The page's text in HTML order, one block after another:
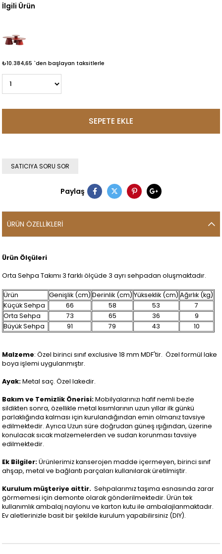
İlgili Ürün
₺10.384,65 `den başlayan taksitlerle
SATICIYA SORU SOR
Paylaş
ÜRÜN ÖZELLIKLERI
Ürün Ölçüleri
Orta Sehpa Takımı 3 farklı ölçüde 3 ayrı sehpadan oluşmaktadır.
Ürün Genişlik (cm) Derinlik (cm) Yükseklik (cm) Ağırlık (kg)
Küçük Sehpa
66 58 53
7
Orta Sehpa
73 65 36
9
Büyük Sehpa
91 79 43 10
Malzeme: Özel birinci sınıf exclusive 18 mm MDF'tir. Özel formül lake
boya işlemi uygulanmıştır.
Ayak:Metal saç. Özel lakedir.
Bakım ve Temizlik Önerisi:Mobilyalarınızı hafif nemli bezle
sildikten sonra, özellikle metal kısımlarının uzun yıllar ilk günkü
parlaklığında kalması için kurulandığından emin olmanız tavsiye
edilmektedir. Ayrıca Uzun süre doğrudan güneş ışığından, üzerine
konulacak sıcak malzemelerden ve sudan korunması tavsiye
edilmektedir.
Ek Bilgiler:Ürünlerimiz kanserojen madde içermeyen, birinci sınıf
ahşap, metal ve bağlantı parçaları kullanılarak üretilmiştir.
Kurulum müşteriye aittir.Sehpalarımız taşıma esnasında zarar
görmemesi için demonte olarak gönderilmektedir. Ürün tek
kullanımlık ambalaj naylonu ve karton kutu ile ambalajlanmaktadır.
Ev aletlerinizle basit bir şekilde kurulum yapabilirsiniz (DIY).